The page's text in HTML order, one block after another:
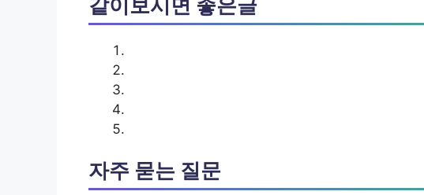
같이보시면 좋은글
자주 묻는 질문